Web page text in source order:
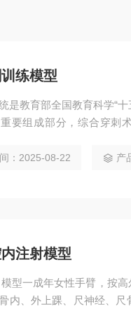
练模型
是教育部全国教育科学“
要组成部分，综合穿刺
、耻骨联合、髂前上棘、
：2025-08-22 产
注射模型
型一成年女性手臂，按
内、外上踝、尺神经、